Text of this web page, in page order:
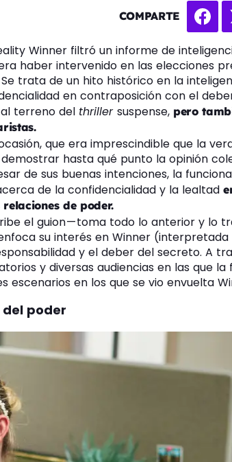
COMPARTE
Winner filtró un informe de
haber intervenido en las elecciones
trata de un hito histórico en la
en contraposición con el
terreno del thriller suspense, pero
que era imprescindible que la
hasta qué punto la opinión
de sus buenas intenciones, la
de la confidencialidad y la lealtad
de poder.
el guion — toma todo lo anterior y lo
su interés en Winner (interpretada
y el deber del secreto. A
y diversas audiencias en las que
escenarios en los que se vio envuelta
del poder